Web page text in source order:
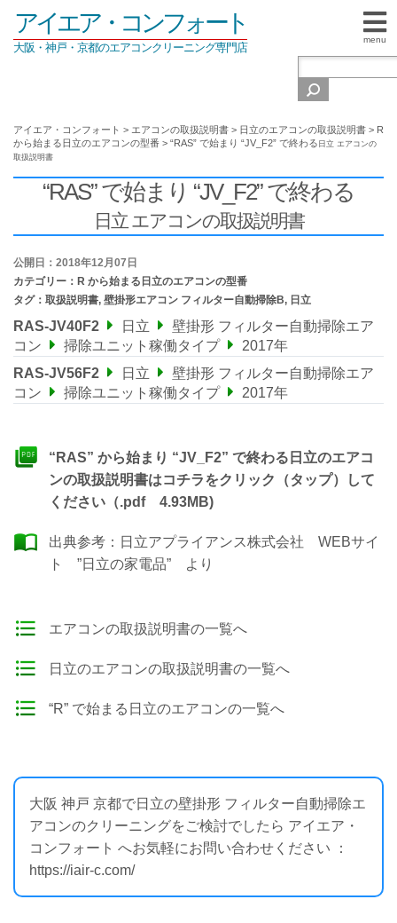
menu
アイエア・コンフォート
大阪・神戸・京都のエアコンクリーニング専門店
アイエア・コンフォート > エアコンの取扱説明書 > 日立のエアコンの取扱説明書 > R
から始まる日立のエアコンの型番 > “RAS” で始まり “JV_F2” で終わる 日立 エアコンの
取扱説明書
“RAS” で始まり “JV_F2” で終わる
日立 エアコンの取扱説明書
公開日：2018年12月07日
カテゴリー： R から始まる日立のエアコンの型番
タグ： 取扱説明書, 壁掛形エアコン フィルター自動掃除B, 日立
RAS-JV40F2 日立
壁掛形 フィルター自動掃除エア
コン
掃除ユニット稼働タイプ
2017年
RAS-JV56F2
日立
壁掛形 フィルター自動掃除エア
コン
掃除ユニット稼働タイプ 2017年
“RAS” から始まり “JV_F2” で終わる日立のエアコ
ンの取扱説明書はコチラをクリック（タップ）して
ください（.pdf 4.93MB)
出典参考： 日立アプライアンス株式会社 WEBサイ
ト ”日立の家電品” より
エアコンの取扱説明書の一覧へ
日立のエアコンの取扱説明書の一覧へ
“R” で始まる日立のエアコンの一覧へ
大阪 神戸 京都で日立の壁掛形 フィルター自動掃除エ
アコンのクリーニングをご検討でしたら アイエア・
コンフォート へお気軽にお問い合わせください ：
https://iair-c.com/